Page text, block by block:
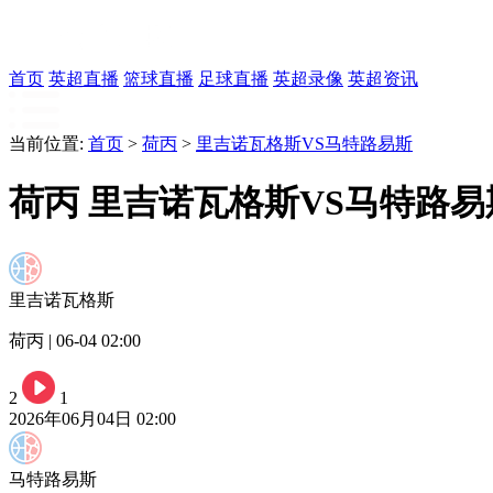
首页 英超直播 篮球直播 足球直播 英超录像 英超资讯
当前位置: 首页 > 荷丙 > 里吉诺瓦格斯VS马特路易斯
荷丙 里吉诺瓦格斯VS马特路
里吉诺瓦格斯
荷丙 | 06-04 02:00
2
1
2026年06月04日 02:00
马特路易斯